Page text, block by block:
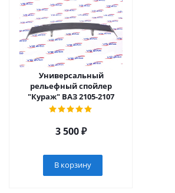
Универсальный
рельефный спойлер
"Кураж" ВАЗ 2105-2107
3 500₽
В корзину